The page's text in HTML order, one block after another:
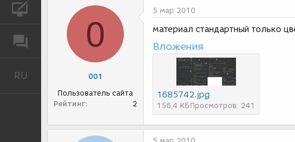
ФОРУМ
RU
0
001
Пользователь сайта
Рейтинг
2
5 мар 2010
материал стандартный только
Вложения
1685742.jpg
156,4 КБ Просмотров: 241